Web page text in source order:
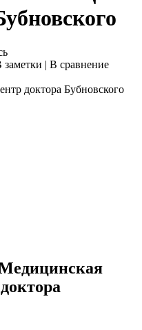
заметки | В сравнение